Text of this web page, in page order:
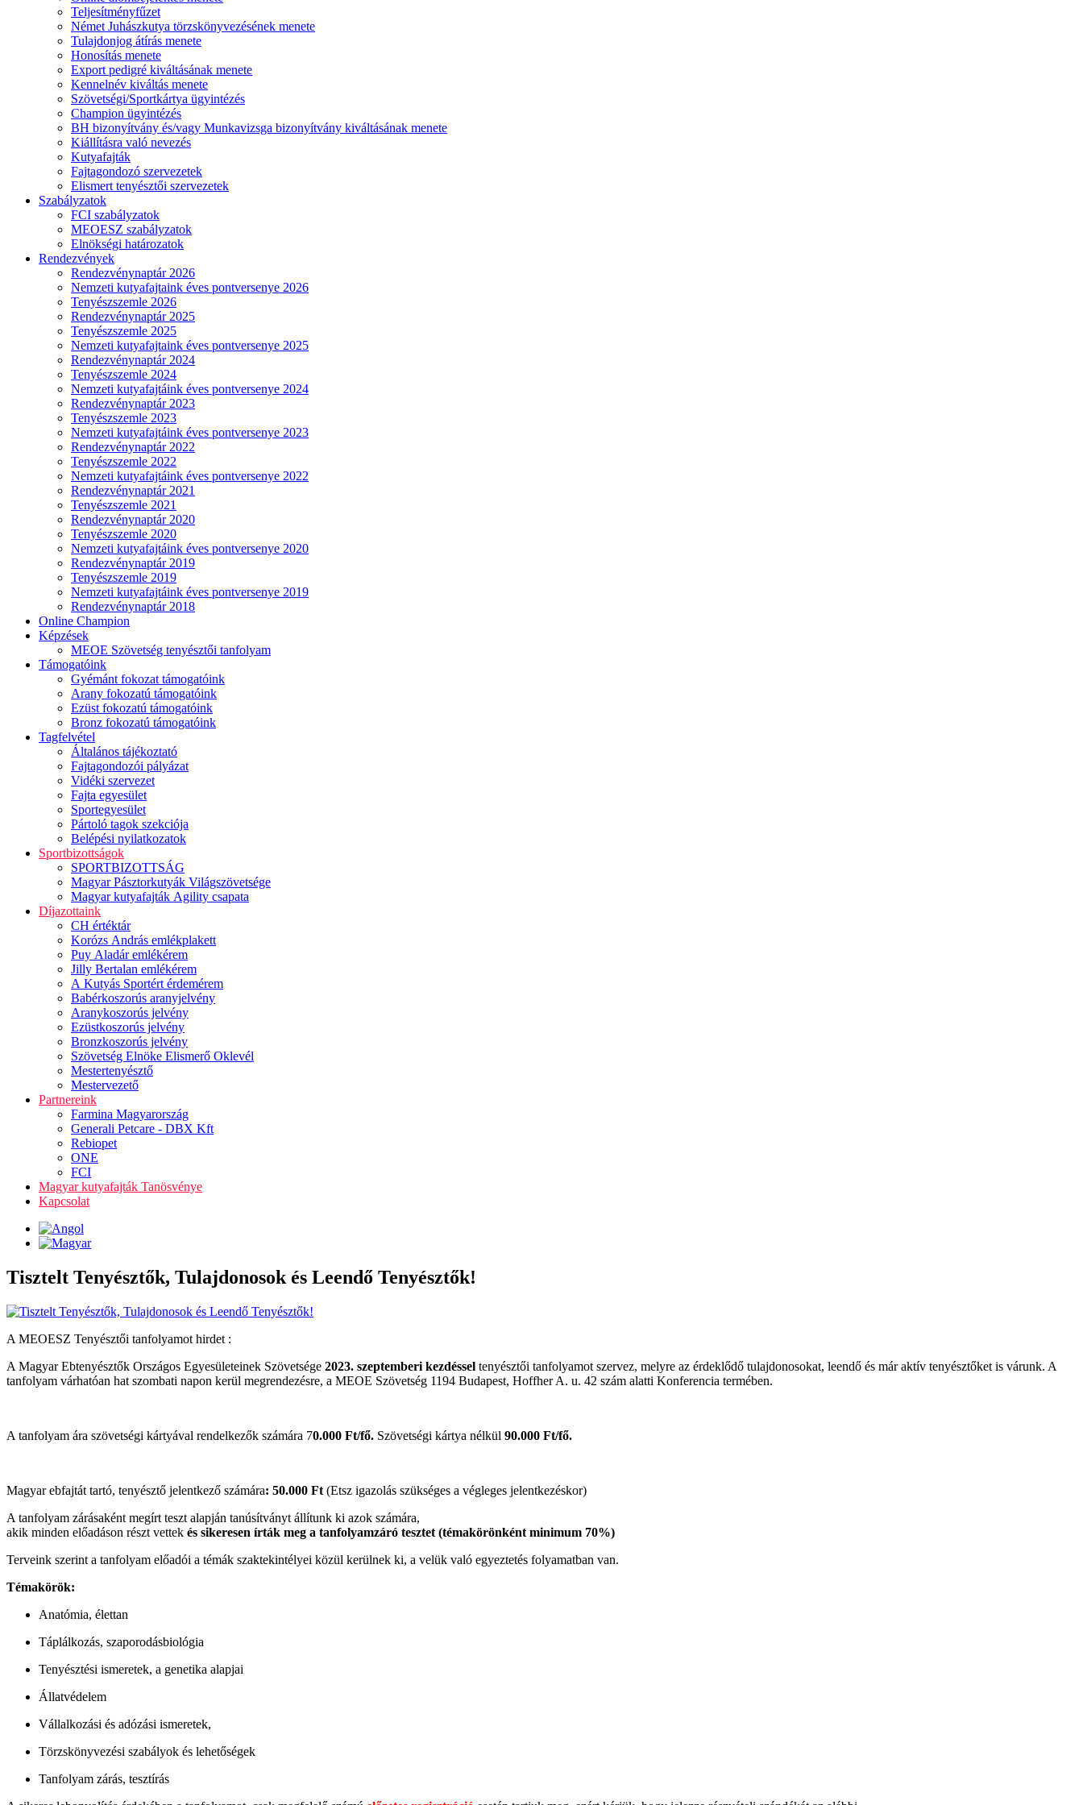
Teljesítményfűzet
Német Juhászkutya törzskönyvezésének menete
Tulajdonjog átírás menete
Honosítás menete
Export pedigré kiváltásának menete
Kennelnév kiváltás menete
Szövetségi/Sportkártya ügyintézés
Champion ügyintézés
BH bizonyítvány és/vagy Munkavizsga bizonyítvány kiváltásának menete
Kiállításra való nevezés
Kutyafajták
Fajtagondozó szervezetek
Elismert tenyésztői szervezetek
Szabályzatok
FCI szabályzatok
MEOESZ szabályzatok
Elnökségi határozatok
Rendezvények
Rendezvénynaptár 2026
Nemzeti kutyafajtaink éves pontversenye 2026
Tenyészszemle 2026
Rendezvénynaptár 2025
Tenyészszemle 2025
Nemzeti kutyafajtaink éves pontversenye 2025
Rendezvénynaptár 2024
Tenyészszemle 2024
Nemzeti kutyafajtáink éves pontversenye 2024
Rendezvénynaptár 2023
Tenyészszemle 2023
Nemzeti kutyafajtáink éves pontversenye 2023
Rendezvénynaptár 2022
Tenyészszemle 2022
Nemzeti kutyafajtáink éves pontversenye 2022
Rendezvénynaptár 2021
Tenyészszemle 2021
Rendezvénynaptár 2020
Tenyészszemle 2020
Nemzeti kutyafajtáink éves pontversenye 2020
Rendezvénynaptár 2019
Tenyészszemle 2019
Nemzeti kutyafajtáink éves pontversenye 2019
Rendezvénynaptár 2018
Online Champion
Képzések
MEOE Szövetség tenyésztői tanfolyam
Támogatóink
Gyémánt fokozat támogatóink
Arany fokozatú támogatóink
Ezüst fokozatú támogatóink
Bronz fokozatú támogatóink
Tagfelvétel
Általános tájékoztató
Fajtagondozói pályázat
Vidéki szervezet
Fajta egyesület
Sportegyesület
Pártoló tagok szekciója
Belépési nyilatkozatok
Sportbizottságok
SPORTBIZOTTSÁG
Magyar Pásztorkutyák Világszövetsége
Magyar kutyafajták Agility csapata
Díjazottaink
CH értéktár
Korózs András emlékplakett
Puy Aladár emlékérem
Jilly Bertalan emlékérem
A Kutyás Sportért érdemérem
Babérkoszorús aranyjelvény
Aranykoszorús jelvény
Ezüstkoszorús jelvény
Bronzkoszorús jelvény
Szövetség Elnöke Elismerő Oklevél
Mestertenyésztő
Mestervezető
Partnereink
Farmina Magyarország
Generali Petcare - DBX Kft
Rebiopet
ONE
FCI
Magyar kutyafajták Tanösvénye
Kapcsolat
Tisztelt Tenyésztők, Tulajdonosok és Leendő Tenyésztők!
A MEOESZ Tenyésztői tanfolyamot hirdet :
A Magyar Ebtenyésztők Országos Egyesületeinek Szövetsége 2023. szeptemberi kezdéssel tenyésztői tanfolyamot szervez, melyre az érdeklődő tulajdonosokat, leendő és már aktív tenyésztőket is várunk. A
tanfolyam várhatóan hat szombati napon kerül megrendezésre, a MEOE Szövetség 1194 Budapest, Hoffher A. u. 42 szám alatti Konferencia termében.
A tanfolyam ára szövetségi kártyával rendelkezők számára 70.000 Ft/fő. Szövetségi kártya nélkül 90.000 Ft/fő.
Magyar ebfajtát tartó, tenyésztő jelentkező számára: 50.000 Ft (Etsz igazolás szükséges a végleges jelentkezéskor)
A tanfolyam zárásaként megírt teszt alapján tanúsítványt állítunk ki azok számára,
akik minden előadáson részt vettek és sikeresen írták meg a tanfolyamzáró tesztet (témakörönként minimum 70%)
Terveink szerint a tanfolyam előadói a témák szaktekintélyei közül kerülnek ki, a velük való egyeztetés folyamatban van.
Témakörök:
Anatómia, élettan
Táplálkozás, szaporodásbiológia
Tenyésztési ismeretek, a genetika alapjai
Állatvédelem
Vállalkozási és adózási ismeretek,
Törzskönyvezési szabályok és lehetőségek
Tanfolyam zárás, tesztírás